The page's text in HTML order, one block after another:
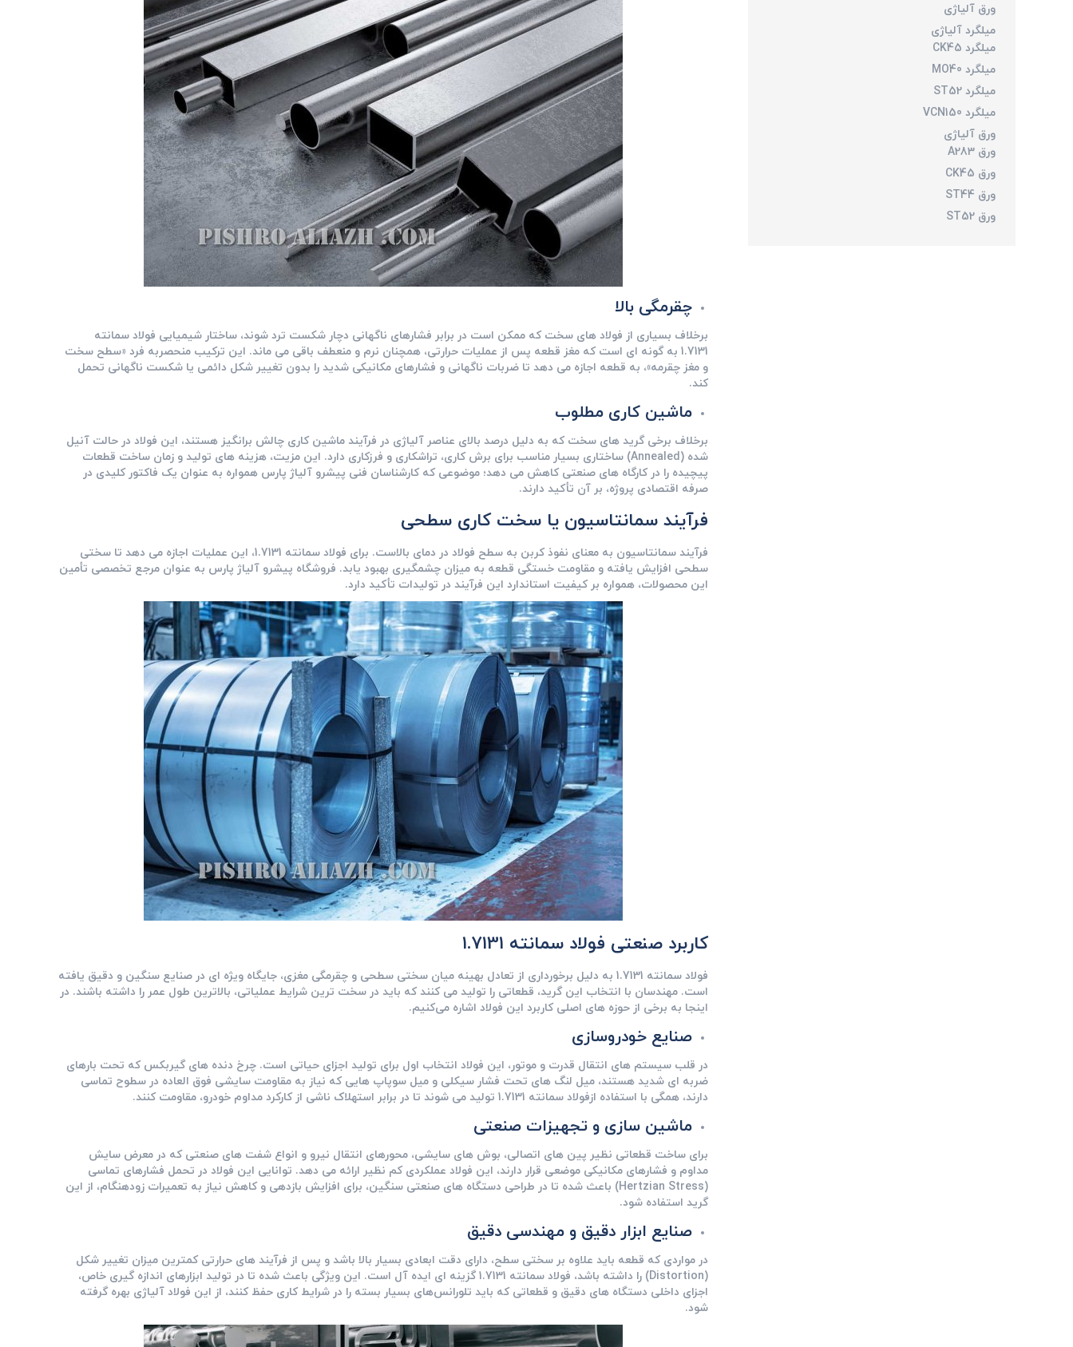
چقرمگی بالا
برخلاف بسیاری از فولاد های سخت که ممکن است در برابر فشارهای ناگهانی دچار شکست ترد شوند، ساختار شیمیایی فولاد سمانته
1.7131 به‌ گونه ‌ای است که مغز قطعه پس از عملیات حرارتی، همچنان نرم و منعطف باقی می ‌ماند. این ترکیب منحصربه ‌فرد «سطح سخت
و مغز چقرمه»، به قطعه اجازه می ‌دهد تا ضربات ناگهانی و فشارهای مکانیکی شدید را بدون تغییر شکل دائمی یا شکست ناگهانی تحمل
کند.
ماشین ‌کاری مطلوب
برخلاف برخی گرید های سخت که به دلیل درصد بالای عناصر آلیاژی در فرآیند ماشین‌ کاری چالش ‌برانگیز هستند، این فولاد در حالت آنیل
شده (Annealed) ساختاری بسیار مناسب برای برش ‌کاری، تراشکاری و فرزکاری دارد. این مزیت، هزینه ‌های تولید و زمان ساخت قطعات
پیچیده را در کارگاه‌ های صنعتی کاهش می ‌دهد؛ موضوعی که کارشناسان فنی پیشرو آلیاژ پارس همواره به عنوان یک فاکتور کلیدی در
صرفه اقتصادی پروژه، بر آن تأکید دارند.
فرآیند سمانتاسیون یا سخت ‌کاری سطحی
فرآیند سمانتاسیون به معنای نفوذ کربن به سطح فولاد در دمای بالاست. برای فولاد سمانته 1.7131، این عملیات اجازه می ‌دهد تا سختی
سطحی افزایش یافته و مقاومت خستگی قطعه به میزان چشمگیری بهبود یابد. فروشگاه پیشرو آلیاژ پارس به عنوان مرجع تخصصی تأمین
این محصولات، همواره بر کیفیت استاندارد این فرآیند در تولیدات تأکید دارد.
کاربرد صنعتی فولاد سمانته 1.7131
فولاد سمانته 1.7131 به دلیل برخورداری از تعادل بهینه میان سختی سطحی و چقرمگی مغزی، جایگاه ویژه ‌ای در صنایع سنگین و دقیق یافته
است. مهندسان با انتخاب این گرید، قطعاتی را تولید می‌ کنند که باید در سخت ‌ترین شرایط عملیاتی، بالاترین طول عمر را داشته باشند. در
اینجا به برخی از حوزه‌ های اصلی کاربرد این فولاد اشاره می‌کنیم.
صنایع خودروسازی
در قلب سیستم‌ های انتقال قدرت و موتور، این فولاد انتخاب اول برای تولید اجزای حیاتی است. چرخ ‌دنده ‌های گیربکس که تحت بارهای
ضربه ‌ای شدید هستند، میل ‌لنگ‌ های تحت فشار سیکلی و میل ‌سوپاپ‌ هایی که نیاز به مقاومت سایشی فوق ‌العاده در سطوح تماسی
دارند، همگی با استفاده ازفولاد سمانته 1.7131 تولید می‌ شوند تا در برابر استهلاک ناشی از کارکرد مداوم خودرو، مقاومت کنند.
ماشین ‌سازی و تجهیزات صنعتی
برای ساخت قطعاتی نظیر پین ‌های اتصالی، بوش‌ های سایشی، محورهای انتقال نیرو و انواع شفت ‌های صنعتی که در معرض سایش
مداوم و فشارهای مکانیکی موضعی قرار دارند، این فولاد عملکردی کم‌ نظیر ارائه می ‌دهد. توانایی این فولاد در تحمل فشارهای تماسی
(Hertzian Stress) باعث شده تا در طراحی دستگاه‌ های صنعتی سنگین، برای افزایش بازدهی و کاهش نیاز به تعمیرات زودهنگام، از این
گرید استفاده شود.
صنایع ابزار دقیق و مهندسی دقیق
در مواردی که قطعه باید علاوه بر سختی سطح، دارای دقت ابعادی بسیار بالا باشد و پس از فرآیند های حرارتی کمترین میزان تغییر شکل
(Distortion) را داشته باشد، فولاد سمانته 1.7131 گزینه ‌ای ایده‌ آل است. این ویژگی باعث شده تا در تولید ابزارهای اندازه‌ گیری خاص،
اجزای داخلی دستگاه‌ های دقیق و قطعاتی که باید تلورانس‌های بسیار بسته را در شرایط کاری حفظ کنند، از این فولاد آلیاژی بهره گرفته
شود.
ورق آلیاژی
میلگرد آلیاژی
میلگرد CK45
میلگرد MO40
میلگرد ST52
میلگرد VCN150
ورق آلیاژی
ورق A283
ورق CK45
ورق ST44
ورق ST52